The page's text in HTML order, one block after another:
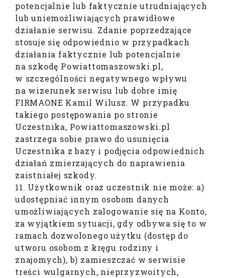
potencjalnie lub faktycznie utrudniających
lub uniemożliwiających prawidłowe
działanie serwisu. Zdanie poprzedzające
stosuje się odpowiednio w przypadkach
działania faktycznie lub potencjalnie
na szkodę Powiattomaszowski.pl,
w szczególności negatywnego wpływu
na wizerunek serwisu lub dobre imię
FIRMAONE Kamil Wilusz. W przypadku
takiego postępowania po stronie
Uczestnika, Powiattomaszowski.pl
zastrzega sobie prawo do usunięcia
Uczestnika z bazy i podjęcia odpowiednich
działań zmierzających do naprawienia
zaistniałej szkody.
11. Użytkownik oraz uczestnik nie może: a)
udostępniać innym osobom danych
umożliwiających zalogowanie się na Konto,
za wyjątkiem sytuacji, gdy odbywa się to w
ramach dozwolonego użytku (dostęp do
utworu osobom z kręgu rodziny i
znajomych), b) zamieszczać w serwisie
treści wulgarnych, nieprzyzwoitych,